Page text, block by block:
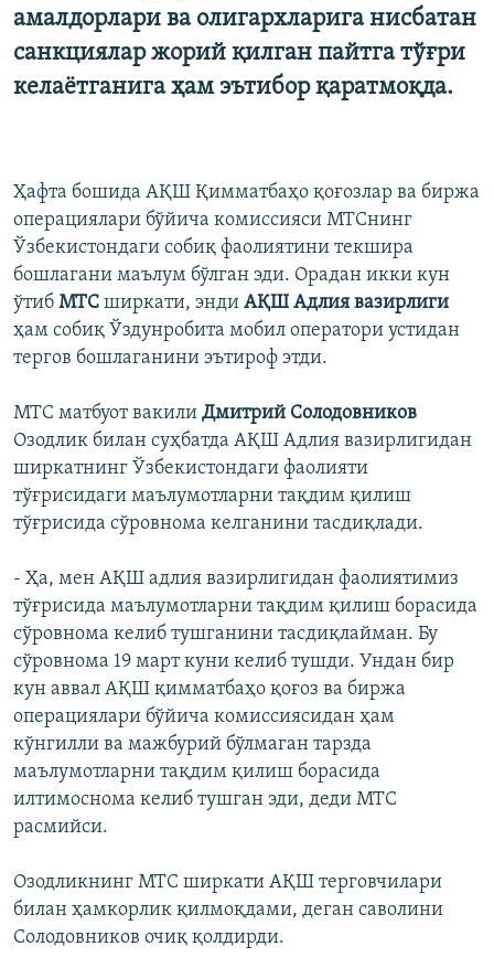
амалдорлари ва олигархларига нисбатан
санкциялар жорий қилган пайтга тўғри
келаётганига ҳам эътибор қаратмоқда.
Ҳафта бошида АҚШ Қимматбаҳо қоғозлар ва биржа
операциялари бўйича комиссияси МТСнинг
Ўзбекистондаги собиқ фаолиятини текшира
бошлагани маълум бўлган эди. Орадан икки кун
ўтиб МТС ширкати, энди АҚШ Адлия вазирлиги
ҳам собиқ Ўздунробита мобил оператори устидан
тергов бошлаганини эътироф этди.
МТС матбуот вакили Дмитрий Солодовников
Озодлик билан суҳбатда АҚШ Адлия вазирлигидан
ширкатнинг Ўзбекистондаги фаолияти
тўғрисидаги маълумотларни тақдим қилиш
тўғрисида сўровнома келганини тасдиқлади.
- Ҳа, мен АҚШ адлия вазирлигидан фаолиятимиз
тўғрисида маълумотларни тақдим қилиш борасида
сўровнома келиб тушганини тасдиқлайман. Бу
сўровнома 19 март куни келиб тушди. Ундан бир
кун аввал АҚШ қимматбаҳо қоғоз ва биржа
операциялари бўйича комиссиясидан ҳам
кўнгилли ва мажбурий бўлмаган тарзда
маълумотларни тақдим қилиш борасида
илтимоснома келиб тушган эди, деди МТС
расмийси.
Озодликнинг МТС ширкати АҚШ терговчилари
билан ҳамкорлик қилмоқдами, деган саволини
Солодовников очиқ қолдирди.